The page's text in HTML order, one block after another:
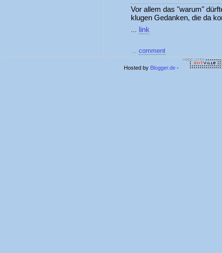
Vor allem das "warum"
klugen Gedanken, die da
... link
... comment
Hosted by Blogger.de -